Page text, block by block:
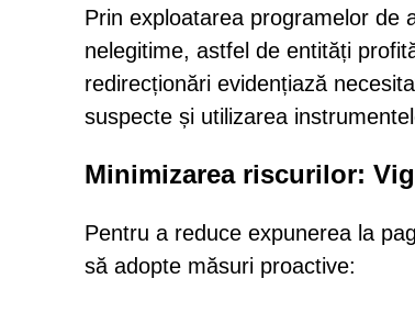
Prin exploatarea programelor de
nelegitime, astfel de entități
redirecționări evidențiază
suspecte și utilizarea
Minimizarea riscurilor:
Pentru a reduce expunerea la
să adopte măsuri proactive: